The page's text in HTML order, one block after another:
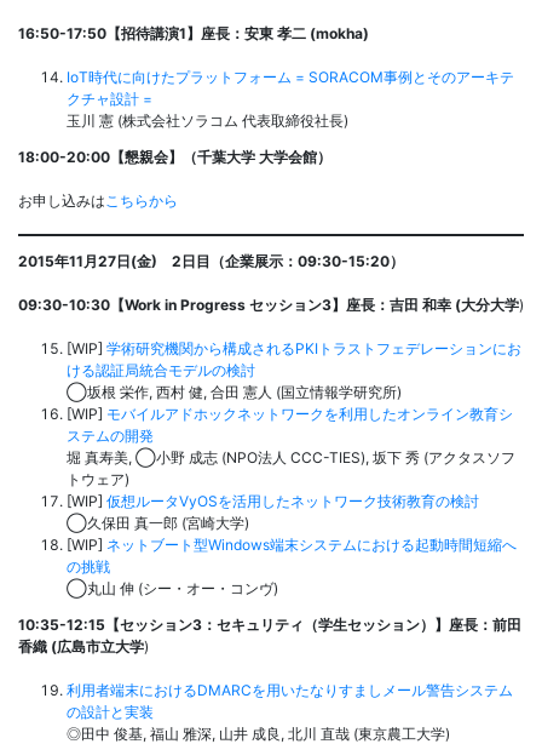
16:50-17:50【招待講演1】座長： 安東 孝二 (mokha)
IoT時代に向けたプラットフォーム = SORACOM事例とそのアーキテ
クチャ設計 =
玉川 憲 (株式会社ソラコム 代表取締役社長)
18:00-20:00【懇親会】（千葉大学 大学会館）
お申し込みは こちらから
2015年11月27日(金) 2日目（企業展示：09:30-15:20）
09:30-10:30【Work in Progress セッション3】座長： 吉田 和幸 (大分大学)
[WIP] 学術研究機関から構成されるPKIトラストフェデレーションにお
ける認証局統合モデルの検討
◯坂根 栄作, 西村 健, 合田 憲人 (国立情報学研究所)
[WIP] モバイルアドホックネットワークを利用したオンライン教育シ
ステムの開発
堀 真寿美, ◯小野 成志 (NPO法人 CCC-TIES), 坂下 秀 (アクタスソフ
トウェア)
[WIP] 仮想ルータVyOSを活用したネットワーク技術教育の検討
◯久保田 真一郎 (宮崎大学)
[WIP] ネットブート型Windows端末システムにおける起動時間短縮へ
の挑戦
◯丸山 伸 (シー・オー・コンヴ)
10:35-12:15【セッション3： セキュリティ （学生セッション）】座長： 前田
香織 (広島市立大学)
利用者端末におけるDMARCを用いたなりすましメール警告システム
の設計と実装
◎田中 俊基, 福山 雅深, 山井 成良, 北川 直哉 (東京農工大学)